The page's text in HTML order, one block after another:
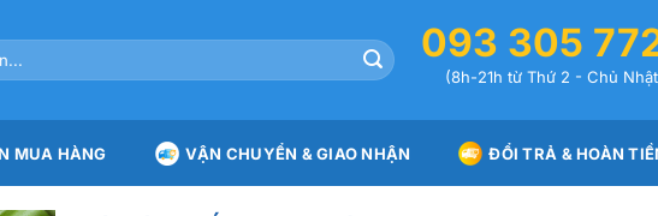
093 305
(8h-21h từ Thứ 2 - Chủ
MUA HÀNG VẬN CHUYỂN & GIAO NHẬN ĐỔI TRẢ & HOÀN